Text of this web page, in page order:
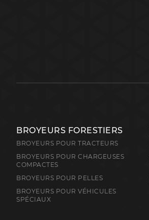
BROYEURS FORESTIERS
BROYEURS POUR TRACTEURS
BROYEURS POUR CHARGEUSES
COMPACTES
BROYEURS POUR PELLES
BROYEURS POUR VÉHICULES
SPÉCIAUX